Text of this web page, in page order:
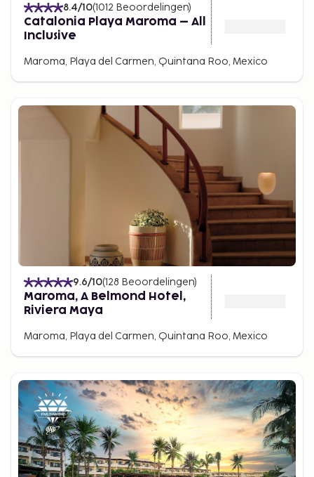
8.4/10(1012 Beoordelingen)
Catalonia Playa Maroma – All
Inclusive
Maroma, Playa del Carmen, Quintana Roo, Mexico
9.6/10(128 Beoordelingen)
Maroma, A Belmond Hotel,
Riviera Maya
Maroma, Playa del Carmen, Quintana Roo, Mexico